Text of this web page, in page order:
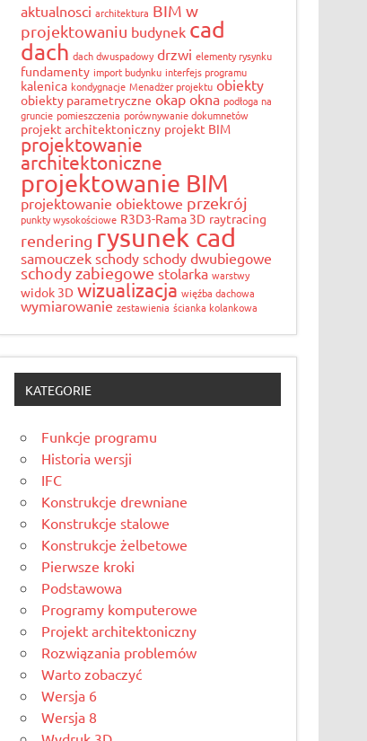
aktualnosci architektura BIM w
projektowaniu budynek cad
dach dach dwuspadowy drzwi elementy rysynku
fundamenty import budynku interfejs programu
kalenica kondygnacje Menadżer projektu obiekty
obiekty parametryczne okap okna podłoga na
gruncie pomieszczenia porównywanie dokumnetów
projekt architektoniczny projekt BIM
projektowanie
architektoniczne
projektowanie BIM
projektowanie obiektowe przekrój
punkty wysokościowe R3D3-Rama 3D raytracing
rendering rysunek cad
samouczek schody schody dwubiegowe
schody zabiegowe stolarka warstwy
widok 3D wizualizacja więźba dachowa
wymiarowanie zestawienia ścianka kolankowa
KATEGORIE
Funkcje programu
Historia wersji
IFC
Konstrukcje drewniane
Konstrukcje stalowe
Konstrukcje żelbetowe
Pierwsze kroki
Podstawowa
Programy komputerowe
Projekt architektoniczny
Rozwiązania problemów
Warto zobaczyć
Wersja 6
Wersja 8